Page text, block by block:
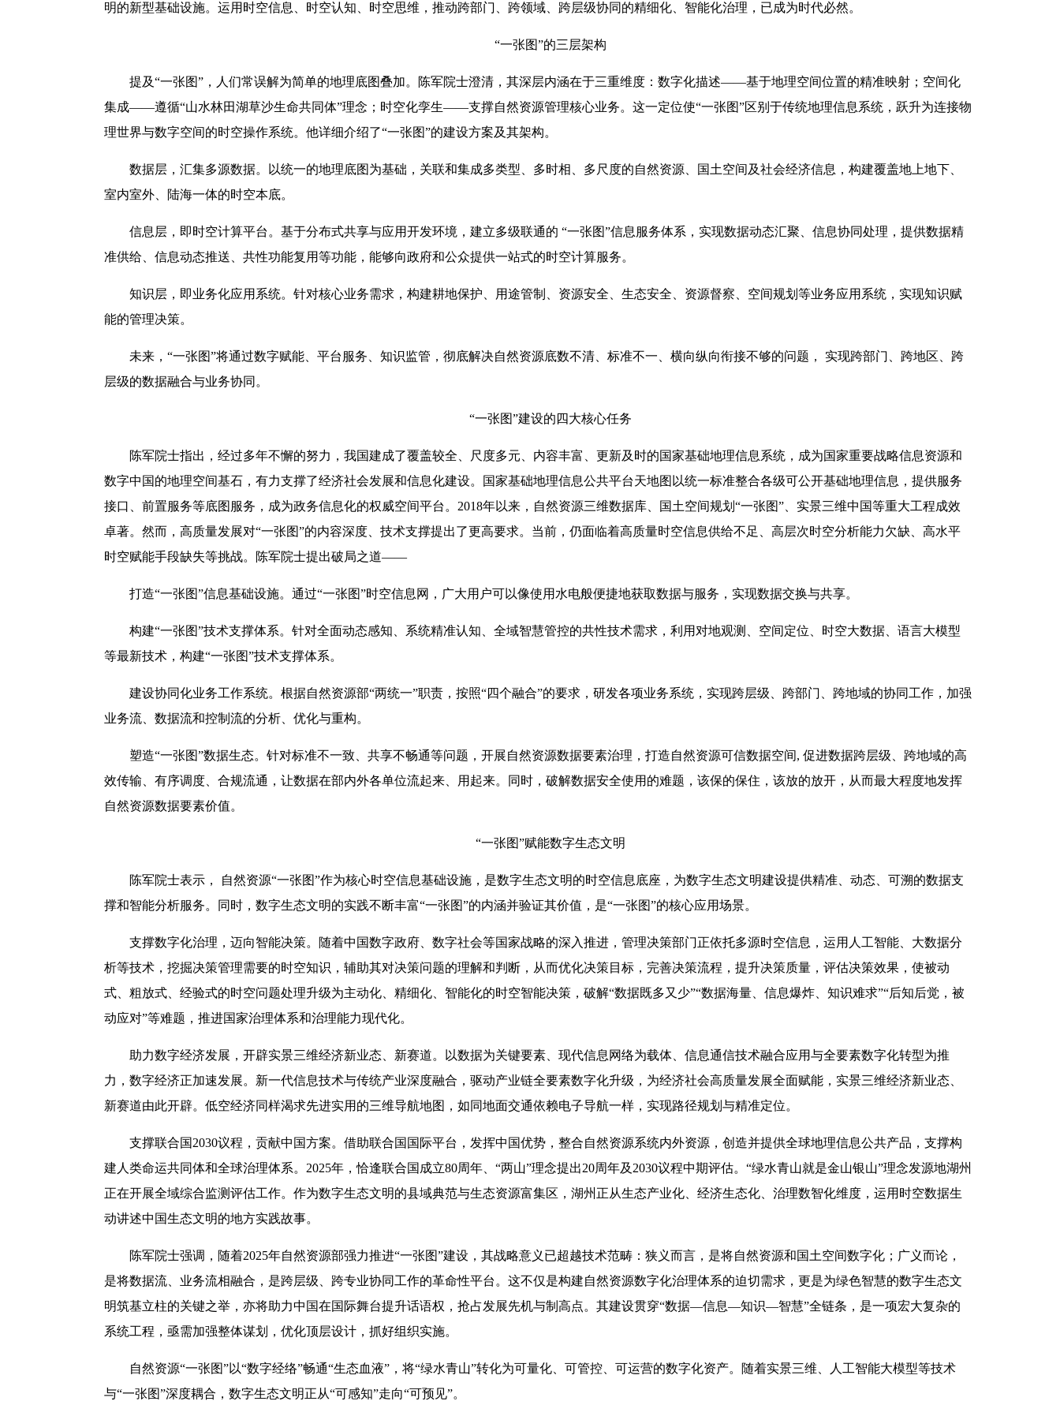
明的新型基础设施。运用时空信息、时空认知、时空思维，推动跨部门、跨领域、跨层级协同的精细化、智能化治理，已成为时代必然。
“一张图”的三层架构
提及“一张图”，人们常误解为简单的地理底图叠加。陈军院士澄清，其深层内涵在于三重维度：数字化描述——基于地理空间位置的精准映射；空间化
集成——遵循“山水林田湖草沙生命共同体”理念；时空化孪生——支撑自然资源管理核心业务。这一定位使“一张图”区别于传统地理信息系统，跃升为连接物
理世界与数字空间的时空操作系统。他详细介绍了“一张图”的建设方案及其架构。
数据层，汇集多源数据。以统一的地理底图为基础，关联和集成多类型、多时相、多尺度的自然资源、国土空间及社会经济信息，构建覆盖地上地下、
室内室外、陆海一体的时空本底。
信息层，即时空计算平台。基于分布式共享与应用开发环境，建立多级联通的 “一张图”信息服务体系，实现数据动态汇聚、信息协同处理，提供数据精
准供给、信息动态推送、共性功能复用等功能，能够向政府和公众提供一站式的时空计算服务。
知识层，即业务化应用系统。针对核心业务需求，构建耕地保护、用途管制、资源安全、生态安全、资源督察、空间规划等业务应用系统，实现知识赋
能的管理决策。
未来，“一张图”将通过数字赋能、平台服务、知识监管，彻底解决自然资源底数不清、标准不一、横向纵向衔接不够的问题， 实现跨部门、跨地区、跨
层级的数据融合与业务协同。
“一张图”建设的四大核心任务
陈军院士指出，经过多年不懈的努力，我国建成了覆盖较全、尺度多元、内容丰富、更新及时的国家基础地理信息系统，成为国家重要战略信息资源和
数字中国的地理空间基石，有力支撑了经济社会发展和信息化建设。国家基础地理信息公共平台天地图以统一标准整合各级可公开基础地理信息，提供服务
接口、前置服务等底图服务，成为政务信息化的权威空间平台。2018年以来，自然资源三维数据库、国土空间规划“一张图”、实景三维中国等重大工程成效
卓著。然而，高质量发展对“一张图”的内容深度、技术支撑提出了更高要求。当前，仍面临着高质量时空信息供给不足、高层次时空分析能力欠缺、高水平
时空赋能手段缺失等挑战。陈军院士提出破局之道——
打造“一张图”信息基础设施。通过“一张图”时空信息网，广大用户可以像使用水电般便捷地获取数据与服务，实现数据交换与共享。
构建“一张图”技术支撑体系。针对全面动态感知、系统精准认知、全域智慧管控的共性技术需求，利用对地观测、空间定位、时空大数据、语言大模型
等最新技术，构建“一张图”技术支撑体系。
建设协同化业务工作系统。根据自然资源部“两统一”职责，按照“四个融合”的要求，研发各项业务系统，实现跨层级、跨部门、跨地域的协同工作，加强
业务流、数据流和控制流的分析、优化与重构。
塑造“一张图”数据生态。针对标准不一致、共享不畅通等问题，开展自然资源数据要素治理，打造自然资源可信数据空间, 促进数据跨层级、跨地域的高
效传输、有序调度、合规流通，让数据在部内外各单位流起来、用起来。同时，破解数据安全使用的难题，该保的保住，该放的放开，从而最大程度地发挥
自然资源数据要素价值。
“一张图”赋能数字生态文明
陈军院士表示， 自然资源“一张图”作为核心时空信息基础设施，是数字生态文明的时空信息底座，为数字生态文明建设提供精准、动态、可溯的数据支
撑和智能分析服务。同时，数字生态文明的实践不断丰富“一张图”的内涵并验证其价值，是“一张图”的核心应用场景。
支撑数字化治理，迈向智能决策。随着中国数字政府、数字社会等国家战略的深入推进，管理决策部门正依托多源时空信息，运用人工智能、大数据分
析等技术，挖掘决策管理需要的时空知识，辅助其对决策问题的理解和判断，从而优化决策目标，完善决策流程，提升决策质量，评估决策效果，使被动
式、粗放式、经验式的时空问题处理升级为主动化、精细化、智能化的时空智能决策，破解“数据既多又少”“数据海量、信息爆炸、知识难求”“后知后觉，被
动应对”等难题，推进国家治理体系和治理能力现代化。
助力数字经济发展，开辟实景三维经济新业态、新赛道。以数据为关键要素、现代信息网络为载体、信息通信技术融合应用与全要素数字化转型为推
力，数字经济正加速发展。新一代信息技术与传统产业深度融合，驱动产业链全要素数字化升级，为经济社会高质量发展全面赋能，实景三维经济新业态、
新赛道由此开辟。低空经济同样渴求先进实用的三维导航地图，如同地面交通依赖电子导航一样，实现路径规划与精准定位。
支撑联合国2030议程，贡献中国方案。借助联合国国际平台，发挥中国优势，整合自然资源系统内外资源，创造并提供全球地理信息公共产品，支撑构
建人类命运共同体和全球治理体系。2025年，恰逢联合国成立80周年、“两山”理念提出20周年及2030议程中期评估。“绿水青山就是金山银山”理念发源地湖州
正在开展全域综合监测评估工作。作为数字生态文明的县域典范与生态资源富集区，湖州正从生态产业化、经济生态化、治理数智化维度，运用时空数据生
动讲述中国生态文明的地方实践故事。
陈军院士强调，随着2025年自然资源部强力推进“一张图”建设，其战略意义已超越技术范畴：狭义而言，是将自然资源和国土空间数字化；广义而论，
是将数据流、业务流相融合，是跨层级、跨专业协同工作的革命性平台。这不仅是构建自然资源数字化治理体系的迫切需求，更是为绿色智慧的数字生态文
明筑基立柱的关键之举，亦将助力中国在国际舞台提升话语权，抢占发展先机与制高点。其建设贯穿“数据—信息—知识—智慧”全链条，是一项宏大复杂的
系统工程，亟需加强整体谋划，优化顶层设计，抓好组织实施。
自然资源“一张图”以“数字经络”畅通“生态血液”，将“绿水青山”转化为可量化、可管控、可运营的数字化资产。随着实景三维、人工智能大模型等技术
与“一张图”深度耦合，数字生态文明正从“可感知”走向“可预见”。